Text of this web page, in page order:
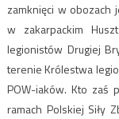
zamknięci w obozach
w zakarpackim
legionistów Drugiej
terenie Królestwa
POW-iaków. Kto zaś
ramach Polskiej Siły